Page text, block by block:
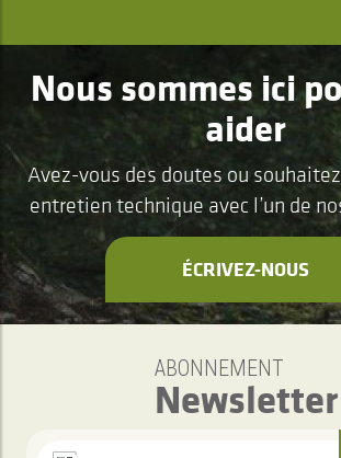
Nous sommes ici
aider
Avez-vous des doutes ou
entretien technique avec l’un de
ÉCRIVEZ-NOUS
ABONNEMENT
Newsletter